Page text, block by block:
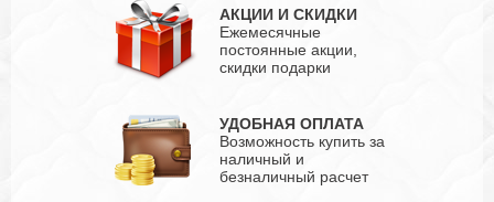
АКЦИИ И СКИДКИ
Ежемесячные
постоянные акции,
скидки подарки
УДОБНАЯ ОПЛАТА
Возможность купить за
наличный и
безналичный расчет